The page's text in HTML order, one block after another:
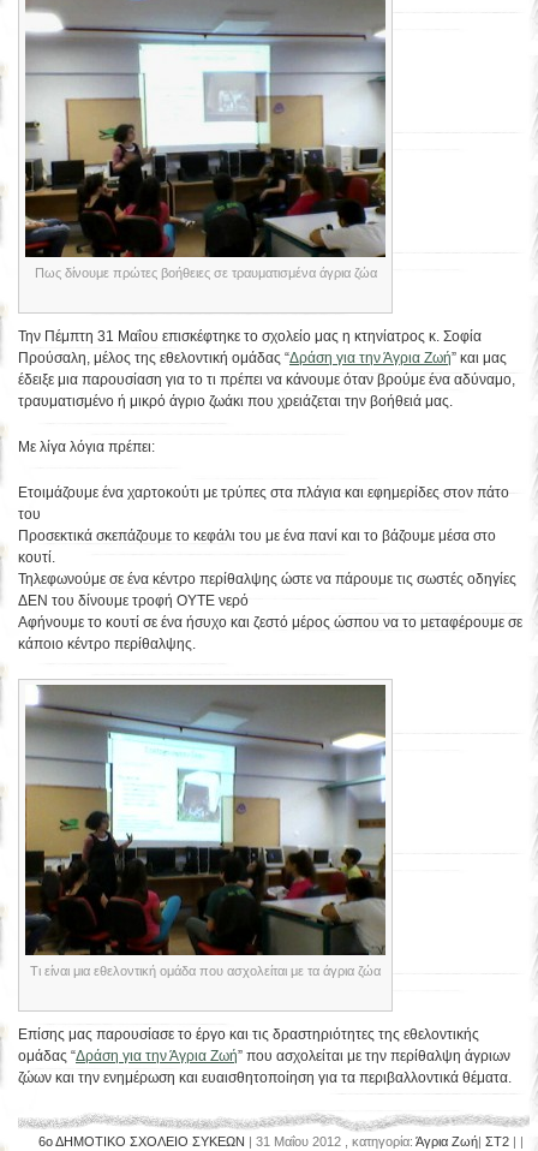
Πως δίνουμε πρώτες βοήθειες σε τραυματισμένα άγρια ζώα
Την Πέμπτη 31 Μαΐου επισκέφτηκε το σχολείο μας η κτηνίατρος κ. Σοφία
Προύσαλη, μέλος της εθελοντική ομάδας “Δράση για την Άγρια Ζωή” και μας
έδειξε μια παρουσίαση για το τι πρέπει να κάνουμε όταν βρούμε ένα αδύναμο,
τραυματισμένο ή μικρό άγριο ζωάκι που χρειάζεται την βοήθειά μας.
Με λίγα λόγια πρέπει:
Ετοιμάζουμε ένα χαρτοκούτι με τρύπες στα πλάγια και εφημερίδες στον πάτο
του
Προσεκτικά σκεπάζουμε το κεφάλι του με ένα πανί και το βάζουμε μέσα στο
κουτί.
Τηλεφωνούμε σε ένα κέντρο περίθαλψης ώστε να πάρουμε τις σωστές οδηγίες
ΔΕΝ του δίνουμε τροφή ΟΥΤΕ νερό
Αφήνουμε το κουτί σε ένα ήσυχο και ζεστό μέρος ώσπου να το μεταφέρουμε σε
κάποιο κέντρο περίθαλψης.
Τι είναι μια εθελοντική ομάδα που ασχολείται με τα άγρια ζώα
Επίσης μας παρουσίασε το έργο και τις δραστηριότητες της εθελοντικής
ομάδας “Δράση για την Άγρια Ζωή” που ασχολείται με την περίθαλψη άγριων
ζώων και την ενημέρωση και ευαισθητοποίηση για τα περιβαλλοντικά θέματα.
6ο ΔΗΜΟΤΙΚΟ ΣΧΟΛΕΙΟ ΣΥΚΕΩΝ | 31 Μαΐου 2012 , κατηγορία: Άγρια Ζωή| ΣΤ2| |